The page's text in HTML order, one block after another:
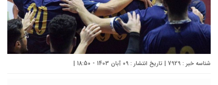
شناسه خبر : 7929 | تاریخ انتشار : 09 آبان 1403 - 18:50 |